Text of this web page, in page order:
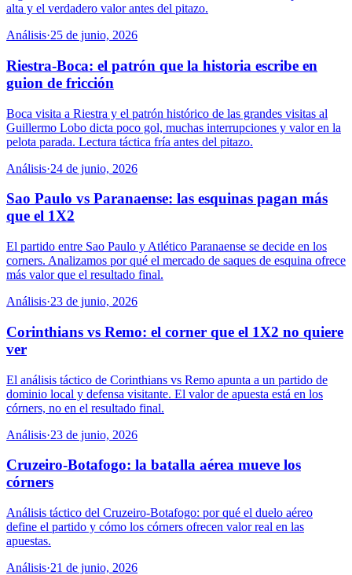
alta y el verdadero valor antes del pitazo.
Análisis·25 de junio, 2026
Riestra-Boca: el patrón que la historia escribe en
guion de fricción
Boca visita a Riestra y el patrón histórico de las grandes visitas al
Guillermo Lobo dicta poco gol, muchas interrupciones y valor en la
pelota parada. Lectura táctica fría antes del pitazo.
Análisis·24 de junio, 2026
Sao Paulo vs Paranaense: las esquinas pagan más
que el 1X2
El partido entre Sao Paulo y Atlético Paranaense se decide en los
corners. Analizamos por qué el mercado de saques de esquina ofrece
más valor que el resultado final.
Análisis·23 de junio, 2026
Corinthians vs Remo: el corner que el 1X2 no quiere
ver
El análisis táctico de Corinthians vs Remo apunta a un partido de
dominio local y defensa visitante. El valor de apuesta está en los
córners, no en el resultado final.
Análisis·23 de junio, 2026
Cruzeiro-Botafogo: la batalla aérea mueve los
córners
Análisis táctico del Cruzeiro-Botafogo: por qué el duelo aéreo
define el partido y cómo los córners ofrecen valor real en las
apuestas.
Análisis·21 de junio, 2026